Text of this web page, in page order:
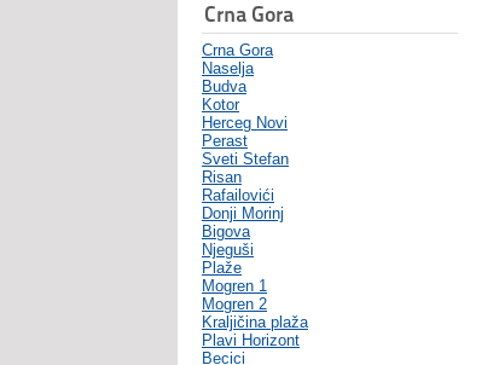
Crna Gora
Crna Gora
Naselja
Budva
Kotor
Herceg Novi
Perast
Sveti Stefan
Risan
Rafailovići
Donji Morinj
Bigova
Njeguši
Plaže
Mogren 1
Mogren 2
Kraljičina plaža
Plavi Horizont
Becici